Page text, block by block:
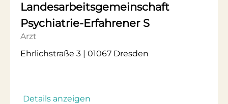
Landesarbeitsgemeinschaft
Psychiatrie-Erfahrener S
Arzt
Ehrlichstraße 3 | 01067 Dresden
Details anzeigen